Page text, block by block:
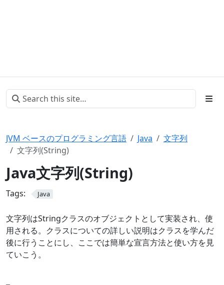
JVM ベースのプログラミング言語 Java
文字列
文字列(String)
Java文字列(String)
Tags: Java
文字列はStringクラスのオブジェクトとして実装され、使
用される。クラスについての詳しい説明はクラスを学んだ
後に行うことにし、ここでは簡単な宣言方法と使い方を見
ていこう。